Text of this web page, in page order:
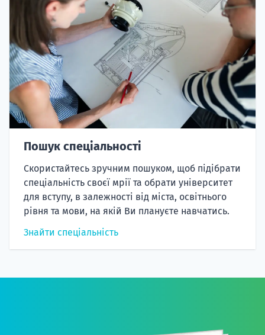
Пошук спеціальності
Скористайтесь зручним пошуком, щоб підібрати
спеціальність своєї мрії та обрати університет
для вступу, в залежності від міста, освітнього
рівня та мови, на якій Ви плануєте навчатись.
Знайти спеціальність